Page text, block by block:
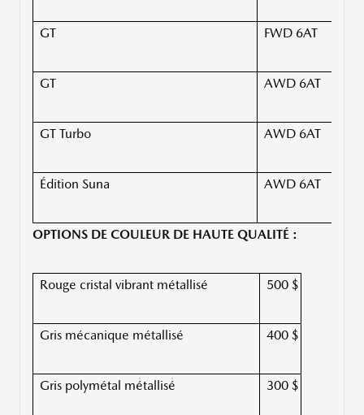
GT FWD 6AT
GT AWD 6AT
GT Turbo AWD 6AT
Édition Suna AWD 6AT
OPTIONS DE COULEUR DE HAUTE QUALITÉ :
Rouge cristal vibrant métallisé 500 $
Gris mécanique métallisé 400 $
Gris polymétal métallisé 300 $